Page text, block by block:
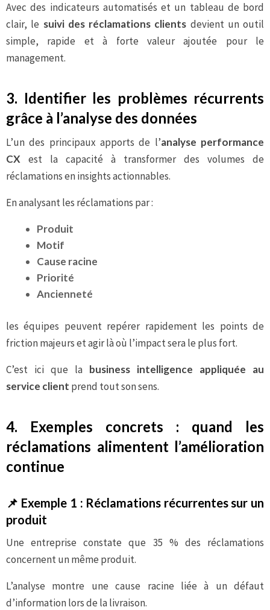
Avec des indicateurs automatisés et un tableau de bord
clair, le suivi des réclamations clients devient un outil
simple, rapide et à forte valeur ajoutée pour le
management.
3. Identifier les problèmes récurrents
grâce à l’analyse des données
L’un des principaux apports de l’analyse performance
CX est la capacité à transformer des volumes de
réclamations en insights actionnables.
En analysant les réclamations par :
Produit
Motif
Cause racine
Priorité
Ancienneté
les équipes peuvent repérer rapidement les points de
friction majeurs et agir là où l’impact sera le plus fort.
C’est ici que la business intelligence appliquée au
service client prend tout son sens.
4. Exemples concrets : quand les
réclamations alimentent l’amélioration
continue
📌 Exemple 1 : Réclamations récurrentes sur un
produit
Une entreprise constate que 35 % des réclamations
concernent un même produit.
L’analyse montre une cause racine liée à un défaut
d’information lors de la livraison.